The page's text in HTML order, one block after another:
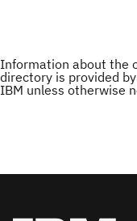
Information about the
directory is provided
IBM unless otherwise